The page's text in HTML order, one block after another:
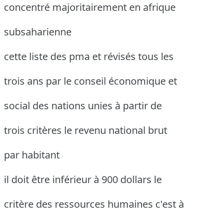
concentré majoritairement en afrique
subsaharienne
cette liste des pma et révisés tous les
trois ans par le conseil économique et
social des nations unies à partir de
trois critères le revenu national brut
par habitant
il doit être inférieur à 900 dollars le
critère des ressources humaines c'est à